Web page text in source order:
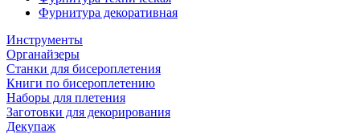
Фурнитура декоративная
Инструменты
Органайзеры
Станки для бисероплетения
Книги по бисероплетению
Наборы для плетения
Заготовки для декорирования
Декупаж